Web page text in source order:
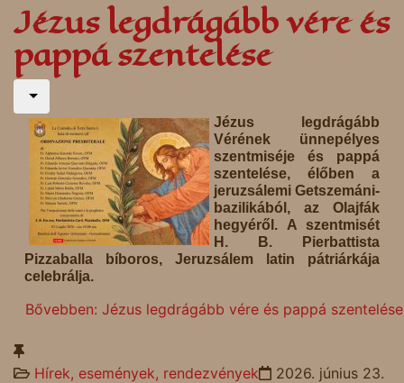
Jézus legdrágább vére és
pappá szentelése
Jézus legdrágább
Vérének ünnepélyes
szentmiséje és pappá
szentelése, élőben a
jeruzsálemi Getszemáni-
bazilikából, az Olajfák
hegyéről. A szentmisét
H. B. Pierbattista
Pizzaballa bíboros, Jeruzsálem latin pátriárkája
celebrálja.
Bővebben: Jézus legdrágább vére és pappá szentelése
Hírek, események, rendezvények
2026. június 23.